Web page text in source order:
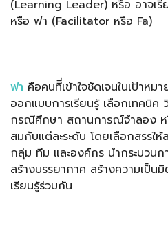
(Learning Leader) หรือ อาจเรี
หรือ ฟา (Facilitator หรือ Fa)
ฟา คือคนทีี่เข้าใจชัดเจนในเป้าห
ออกแบบการเรียนรู้ เลือกเทคนิค
กรณีศึกษา สถานการณ์จำลอง ห
สมกับแต่ละระดับ โดยเลือกสรร
กลุ่ม ทีม และองค์กร นำกระบวน
สร้างบรรยากาศ สร้างความเป็น
เรียนรู้ร่วมกัน